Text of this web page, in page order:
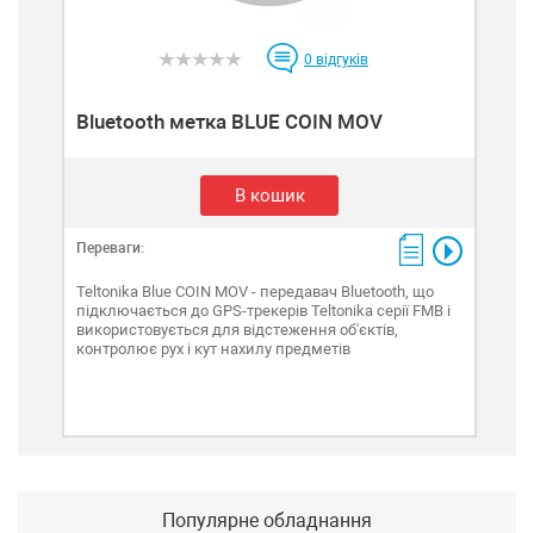
0 відгуків
Bluetooth метка BLUE COIN MOV
В кошик
Переваги:
Teltonika Blue COIN MOV - передавач Bluetooth, що
підключається до GPS-трекерів Teltonika серії FMB і
використовується для відстеження об'єктів,
контролює рух і кут нахилу предметів
Популярне обладнання